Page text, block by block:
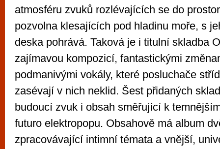
atmosféru zvuků rozlévajících se do
pozvolna klesajících pod hladinu moře, s
deska pohrává. Taková je i titulní skladba
zajímavou kompozicí, fantastickými
podmanivými vokály, které posluchače
zasévají v nich neklid. Šest přidaných
budoucí zvuk i obsah směřující k
futuro elektropopu. Obsahově má album
zpracovávající intimní témata a vnější,